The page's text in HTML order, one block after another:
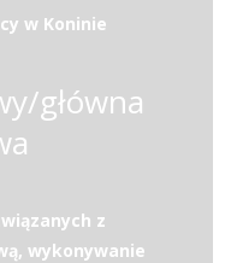
w Koninie
główna
z
wykonywanie